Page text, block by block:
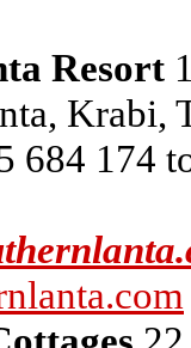
Resort
Krabi,
684 174